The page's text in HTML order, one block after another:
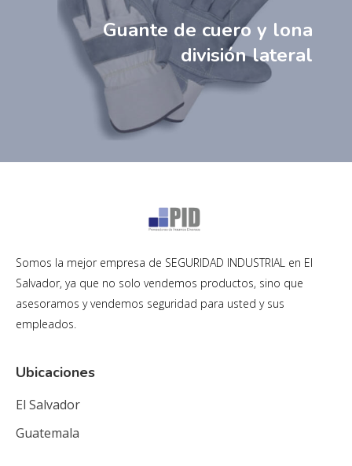
Guante de cuero y lona
división lateral
Somos la mejor empresa de SEGURIDAD INDUSTRIAL en El
Salvador, ya que no solo vendemos productos, sino que
asesoramos y vendemos seguridad para usted y sus
empleados.
Ubicaciones
El Salvador
Guatemala